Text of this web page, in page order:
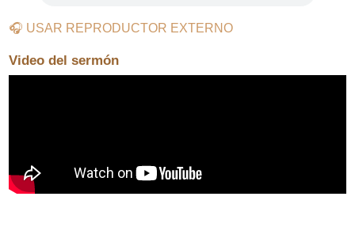
🎧 USAR REPRODUCTOR EXTERNO
Video del sermón